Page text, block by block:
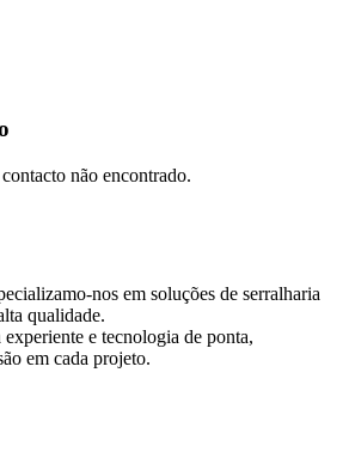
não encontrado.
nos em soluções de serralharia
qualidade.
e tecnologia de ponta,
em cada projeto.